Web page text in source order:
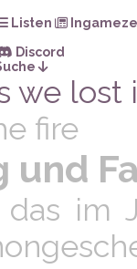
Listen
Discord
we
fire
und
im